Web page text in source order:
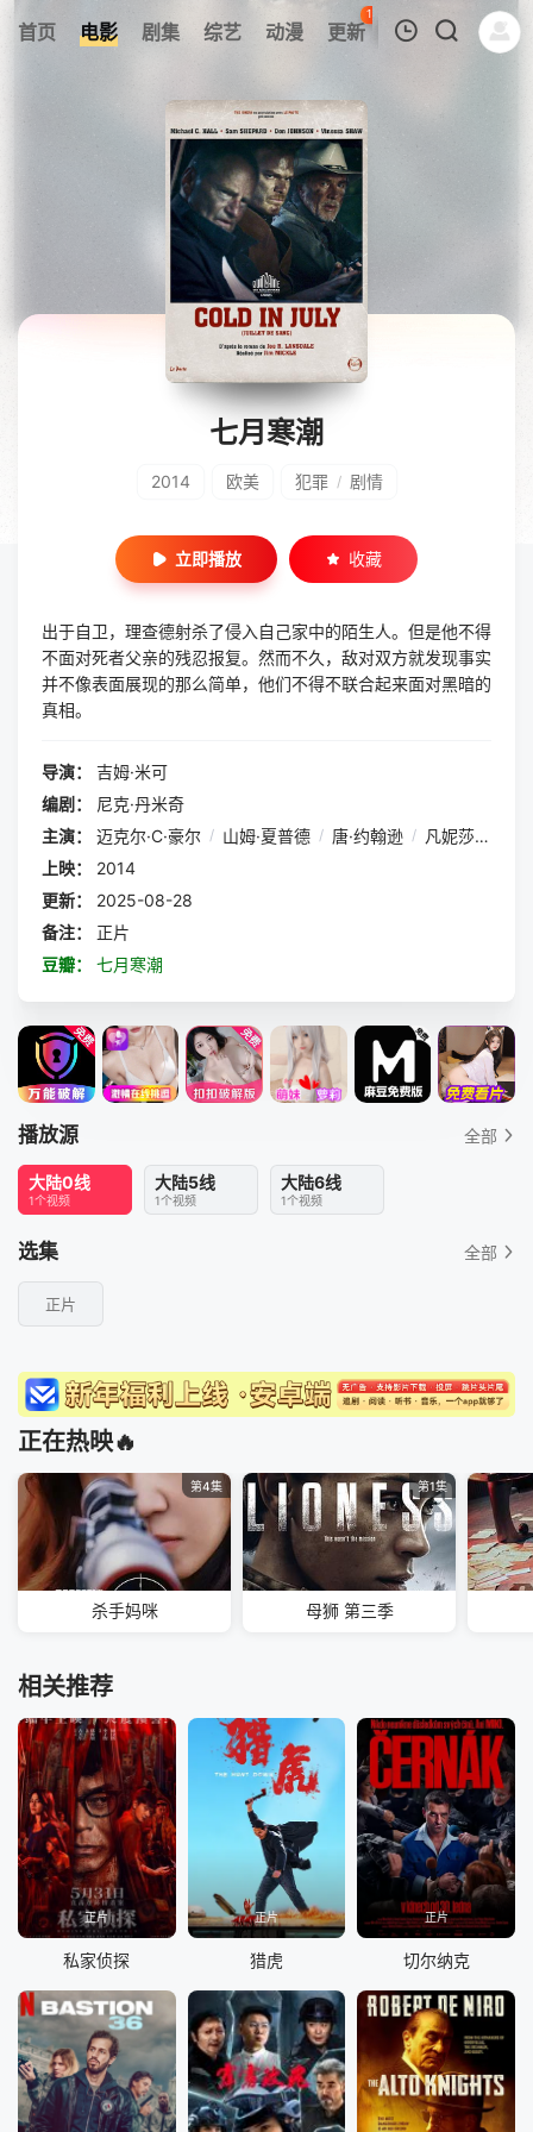
首页 电影 剧集 综艺 动漫 更新
111
热榜 APP
暂无观看影片的记录
七月寒潮
2014 欧美 犯罪 / 剧情
立即播放 收藏
出于自卫，理查德射杀了侵入自己家中的陌生人。但是他不得
不面对死者父亲的残忍报复。然而不久，敌对双方就发现事实
并不像表面展现的那么简单，他们不得不联合起来面对黑暗的
真相。
导演：
吉姆·米可
编剧：
尼克·丹米奇
主演：
迈克尔·C·豪尔 / 山姆·夏普德 / 唐·约翰逊 / 凡妮莎·肖
上映：
2014
更新：
2025-08-28
备注：
正片
豆瓣：
七月寒潮
播放源 全部
大陆0线
1个视频
大陆5线
1个视频
大陆6线
1个视频
选集 全部
正片
正在热映🔥
第4集
杀手妈咪
第1集
母狮 第三季
相关推荐
正片
私家侦探
正片
猎虎
正片
切尔纳克